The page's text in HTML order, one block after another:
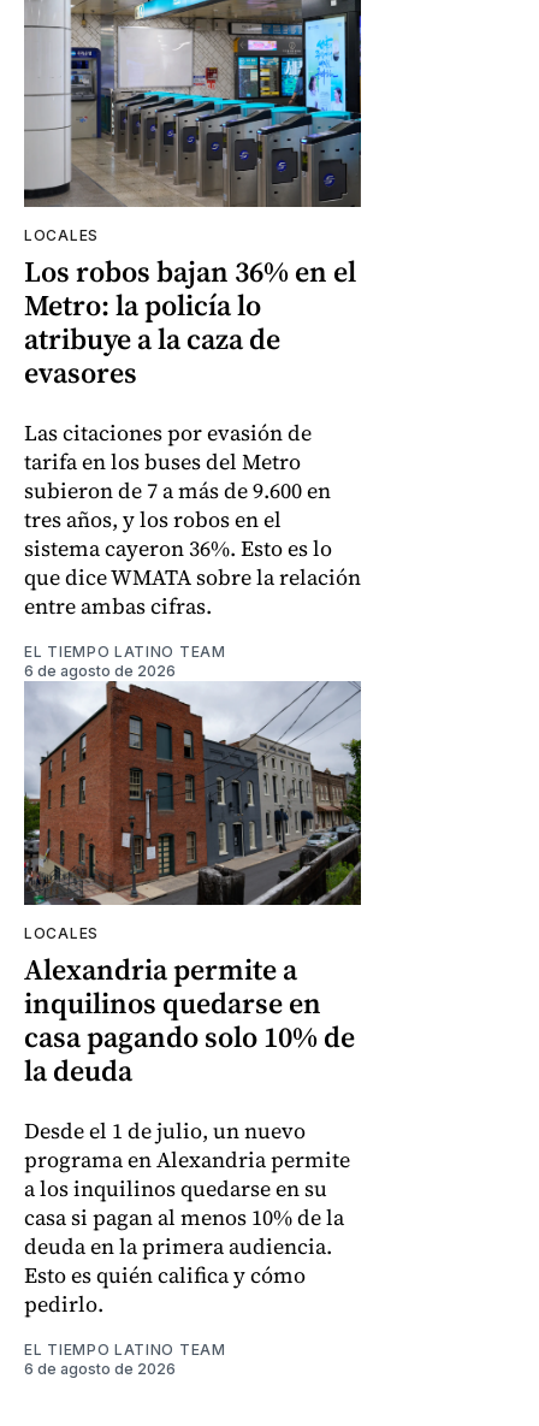
LOCALES
Los robos bajan 36% en el
Metro: la policía lo
atribuye a la caza de
evasores
Las citaciones por evasión de
tarifa en los buses del Metro
subieron de 7 a más de 9.600 en
tres años, y los robos en el
sistema cayeron 36%. Esto es lo
que dice WMATA sobre la relación
entre ambas cifras.
EL TIEMPO LATINO TEAM
6 de agosto de 2026
LOCALES
Alexandria permite a
inquilinos quedarse en
casa pagando solo 10% de
la deuda
Desde el 1 de julio, un nuevo
programa en Alexandria permite
a los inquilinos quedarse en su
casa si pagan al menos 10% de la
deuda en la primera audiencia.
Esto es quién califica y cómo
pedirlo.
EL TIEMPO LATINO TEAM
6 de agosto de 2026